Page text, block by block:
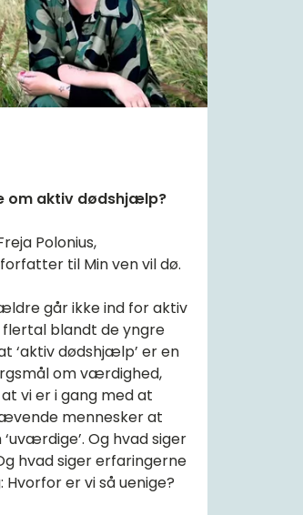
om aktiv dødshjælp?
Polonius,
til Min ven vil dø.
går ikke ind for aktiv
blandt de yngre
‘aktiv dødshjælp’ er en
om værdighed,
vi er i gang med at
mennesker at
Og hvad siger
hvad siger erfaringerne
er vi så uenige?